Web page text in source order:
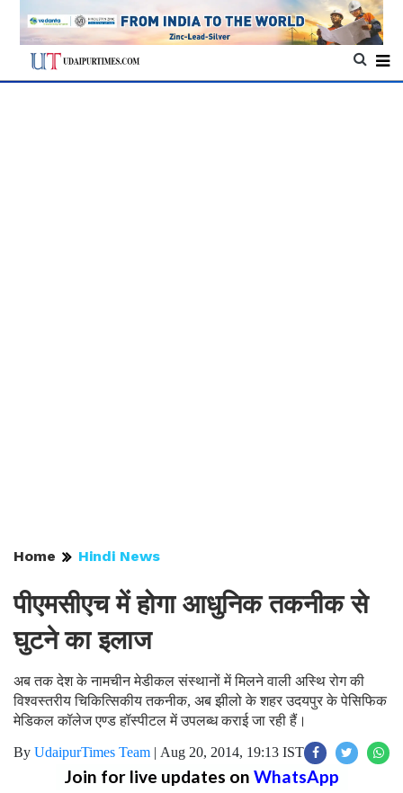
Home Hindi News
पीएमसीएच में होगा आधुनिक तकनीक से
घुटने का इलाज
अब तक देश के नामचीन मेडीकल संस्थानों में मिलने वाली अस्थि रोग की
विश्वस्तरीय चिकित्सिकीय तकनीक, अब झीलो के शहर उदयपुर के पेसिफिक
मेडिकल कॉलेज एण्ड हॉस्पीटल में उपलब्ध कराई जा रही हैं।
By UdaipurTimes Team | Aug 20, 2014, 19:13 IST
Join for live updates on WhatsApp